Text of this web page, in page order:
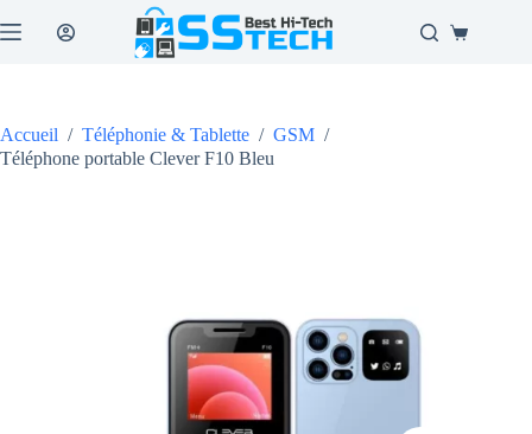
au
Panier
Accueil / Téléphonie & Tablette / GSM /
Téléphone portable Clever F10 Bleu